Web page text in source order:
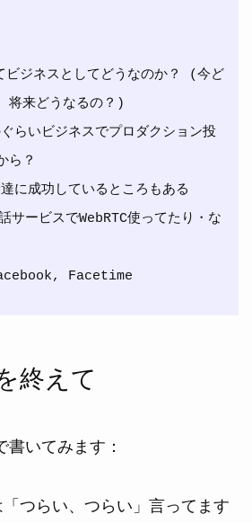
ビジネスとしてどうなのか？ (今ど
将来どうなるの？)
ら？
ービスでWebRTC使ってたり・な
終えて
いてみます：
つらい、つらい」言ってます